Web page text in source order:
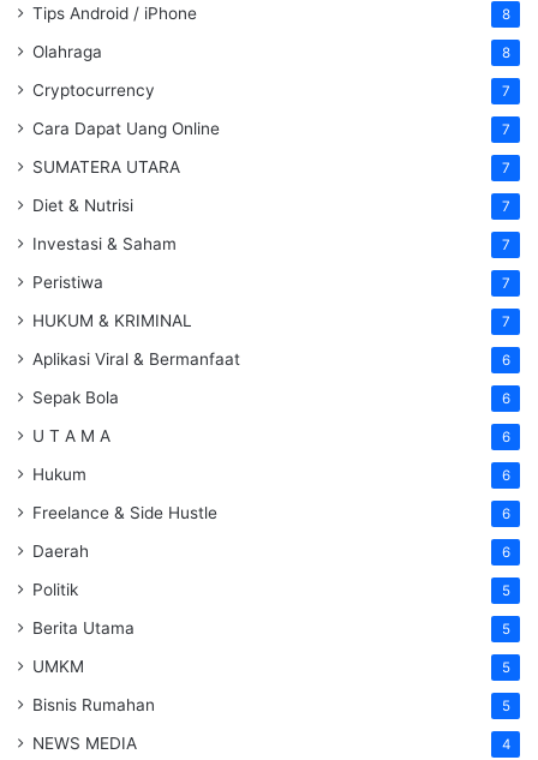
Tips Android / iPhone 8
Olahraga 8
Cryptocurrency 7
Cara Dapat Uang Online 7
SUMATERA UTARA 7
Diet & Nutrisi 7
Investasi & Saham 7
Peristiwa 7
HUKUM & KRIMINAL 7
Aplikasi Viral & Bermanfaat 6
Sepak Bola 6
U T A M A 6
Hukum 6
Freelance & Side Hustle 6
Daerah 6
Politik 5
Berita Utama 5
UMKM 5
Bisnis Rumahan 5
NEWS MEDIA 4